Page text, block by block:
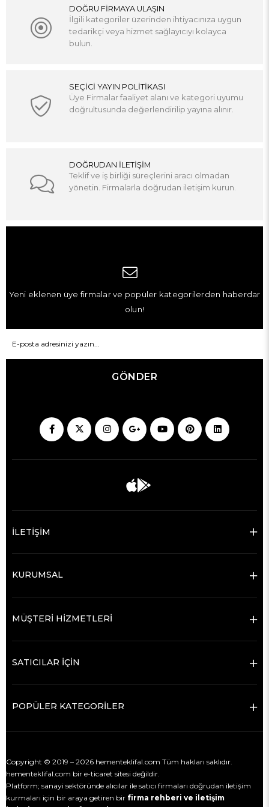
DOĞRU FİRMAYA ULAŞIN
İlgili kategoriler üzerinden ihtiyacınıza uygun
tedarikçi veya hizmet sağlayıcıyı kolayca
bulun.
SEÇİCİ YAYIN POLİTİKASI
Üye Firmalar faaliyet alanı ve kategori uyumu
doğrultusunda değerlendirilip yayına alınır.
DOĞRUDAN İLETİŞİM
Teklif ve iş birliği süreçlerini aracı olmadan
yönetin. Firmalarla doğrudan iletişim kurun.
Yeni eklenen üye firmalar ve popüler kategorilerden haberdar
olun!
GÖNDER
İLETİŞİM
KURUMSAL
MÜŞTERİ HİZMETLERİ
SATICILAR İÇİN
POPÜLER KATEGORİLER
Copyright © 2019 – 2026 hementeklifal.com Tüm hakları saklıdır.
hementeklifal.com bir e-ticaret sitesi değildir.
Platform; sanayi sektöründe alıcılar ile satıcı firmaları doğrudan iletişim
kurmaları için bir araya getiren bir firma rehberi ve iletişim